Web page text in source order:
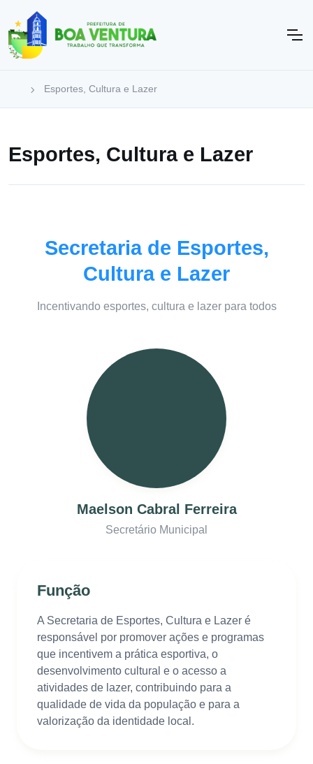
Esportes, Cultura e Lazer
Esportes, Cultura e Lazer
Secretaria de Esportes,
Cultura e Lazer
Incentivando esportes, cultura e lazer para todos
Maelson Cabral Ferreira
Secretário Municipal
Função
A Secretaria de Esportes, Cultura e Lazer é
responsável por promover ações e programas
que incentivem a prática esportiva, o
desenvolvimento cultural e o acesso a
atividades de lazer, contribuindo para a
qualidade de vida da população e para a
valorização da identidade local.